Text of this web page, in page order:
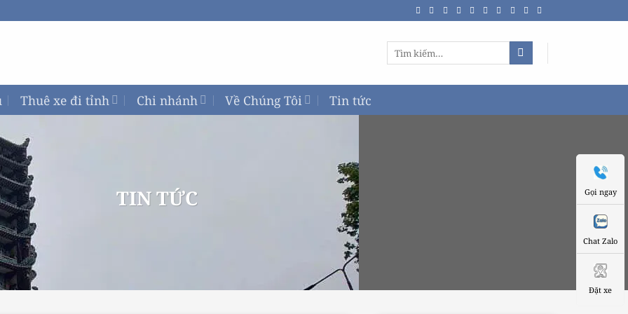
Tìm
kiếm:
Thuê xe đi tỉnh Chi nhánh Về Chúng Tôi Tin tức
TIN TỨC Gọi ngay
Chat Zalo
Đặt xe